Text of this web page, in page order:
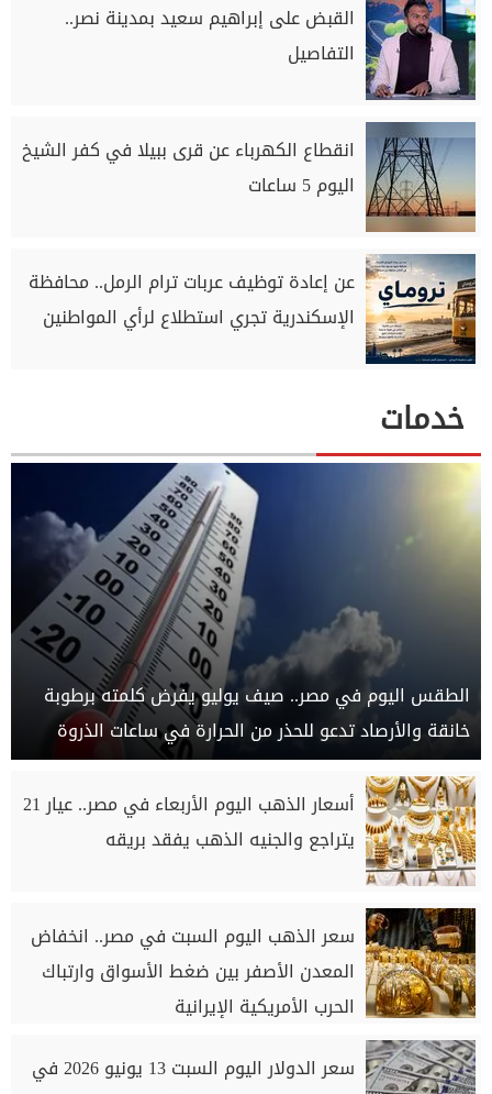
القبض على إبراهيم سعيد بمدينة نصر..
التفاصيل
انقطاع الكهرباء عن قرى ببيلا في كفر الشيخ
اليوم 5 ساعات
عن إعادة توظيف عربات ترام الرمل.. محافظة
الإسكندرية تجري استطلاع لرأي المواطنين
خدمات
الطقس اليوم في مصر.. صيف يوليو يفرض كلمته برطوبة
خانقة والأرصاد تدعو للحذر من الحرارة في ساعات الذروة
أسعار الذهب اليوم الأربعاء في مصر.. عيار 21
يتراجع والجنيه الذهب يفقد بريقه
سعر الذهب اليوم السبت في مصر.. انخفاض
المعدن الأصفر بين ضغط الأسواق وارتباك
الحرب الأمريكية الإيرانية
سعر الدولار اليوم السبت 13 يونيو 2026 في